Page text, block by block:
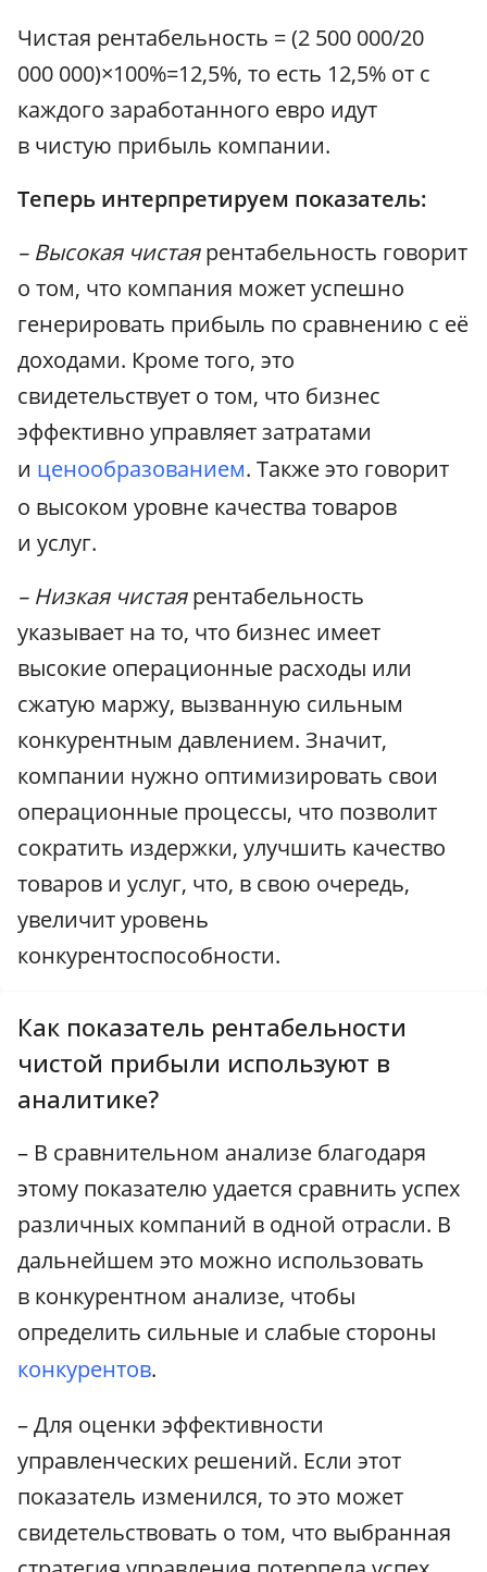
Чистая рентабельность = (2 500 000/20
000 000)×100%=12,5%, то есть 12,5% от с
каждого заработанного евро идут
в чистую прибыль компании.
Теперь интерпретируем показатель:
– Высокая чистаярентабельность говорит
о том, что компания может успешно
генерировать прибыль по сравнению с её
доходами. Кроме того, это
свидетельствует о том, что бизнес
эффективно управляет затратами
и ценообразованием. Также это говорит
о высоком уровне качества товаров
и услуг.
– Низкая чистаярентабельность
указывает на то, что бизнес имеет
высокие операционные расходы или
сжатую маржу, вызванную сильным
конкурентным давлением. Значит,
компании нужно оптимизировать свои
операционные процессы, что позволит
сократить издержки, улучшить качество
товаров и услуг, что, в свою очередь,
увеличит уровень
конкурентоспособности.
Как показатель рентабельности
чистой прибыли используют в
аналитике?
– В сравнительном анализе благодаря
этому показателю удается сравнить успех
различных компаний в одной отрасли. В
дальнейшем это можно использовать
в конкурентном анализе, чтобы
определить сильные и слабые стороны
конкурентов.
– Для оценки эффективности
управленческих решений. Если этот
показатель изменился, то это может
свидетельствовать о том, что выбранная